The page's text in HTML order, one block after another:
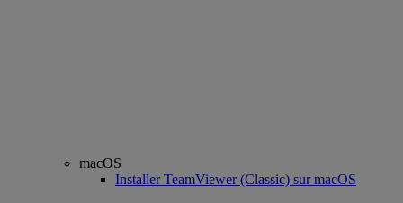
macOS
Installer TeamViewer (Classic) sur macOS